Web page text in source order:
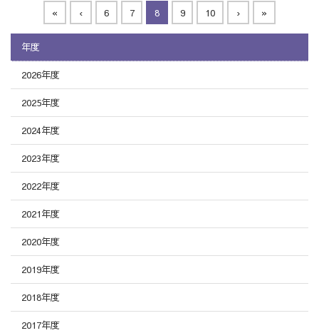
« ‹ 6 7 8 9 10 › »
年度
2026年度
2025年度
2024年度
2023年度
2022年度
2021年度
2020年度
2019年度
2018年度
2017年度